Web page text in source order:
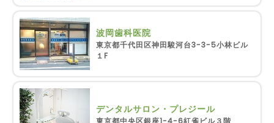
波岡歯科医院
東京都千代田区神田駿河台3-3-5小林ビル
１F
デンタルサロン・プレジール
東京都中央区銀座1-4-6紅雀ビル３階